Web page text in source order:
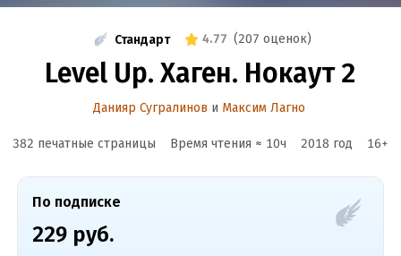
Стандарт 4.77 (207 оценок)
Level Up. Хаген. Нокаут 2
Данияр Сугралинов и Максим Лагно
382 печатные страницы Время чтения ≈ 10ч 2018 год 16+
По подписке
229 руб.